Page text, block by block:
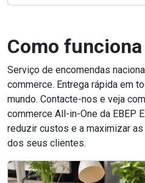
Como funciona
Serviço de encomendas
commerce. Entrega rápida em
mundo. Contacte-nos e veja
commerce All-in-One da EBEP
reduzir custos e a maximizar
dos seus clientes.